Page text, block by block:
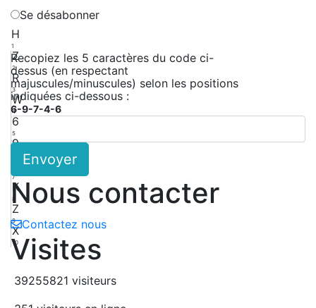
Se désabonner
H
1
Z
2
R
3
W
4
6
5
9
7
K
8
Z
9
X
10
Recopiez les 5 caractères du code ci-
dessus (en respectant
majuscules/minuscules) selon les positions
indiquées ci-dessous :
6-9-7-4-6
Envoyer
Nous contacter
Contactez nous
Visites
39255821 visiteurs